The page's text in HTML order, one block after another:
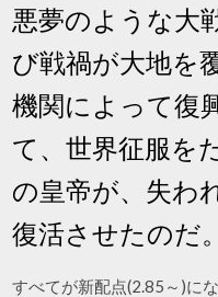
悪夢のような大
び戦禍が大地を
機関によって復
て、世界征服を
の皇帝が、失わ
復活させたのだ。
すべてが新配点(2.85～)に